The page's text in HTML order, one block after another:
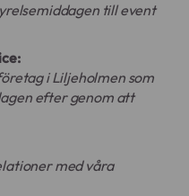
till event
i Liljeholmen som
efter genom att
med våra